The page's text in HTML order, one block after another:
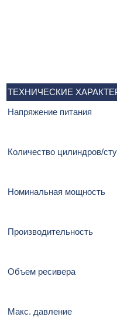
ТЕХНИЧЕСКИЕ
Напряжение питания
Количество цилиндров/
Номинальная мощность
Производительность
Объем ресивера
Макс. давление